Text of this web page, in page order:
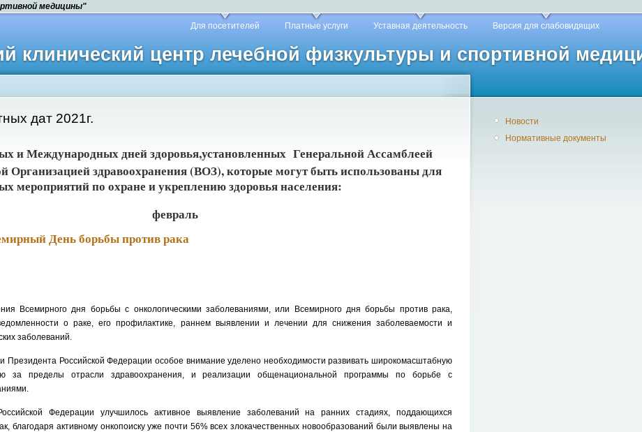
медицины"
клинический центр лечебной физкультуры и спортивной
Для посетителей Платные услуги Уставная деятельность Версия для слабовидящих
дат 2021г.
и Международных дней здоровья,установленных Генеральной Ассамблеей
здравоохранения (ВОЗ), которые могут быть использованы для
мероприятий по охране и укреплению здоровья населения:
февраль
День борьбы против рака
Всемирного дня борьбы с онкологическими заболеваниями, или Всемирного дня борьбы против рака,
о раке, его профилактике, раннем выявлении и лечении для снижения заболеваемости и
заболеваний.
Президента Российской Федерации особое внимание уделено необходимости развивать широкомасштабную
за пределы отрасли здравоохранения, и реализации общенациональной программы по борьбе с
Федерации улучшилось активное выявление заболеваний на ранних стадиях, поддающихся
благодаря активному онкопоиску уже почти 56% всех злокачественных новообразований были выявлены на
Новости
Нормативные документы